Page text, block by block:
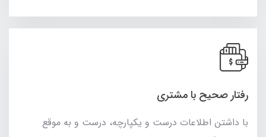
رفتار صحیح با مشتری
با داشتن اطلاعات درست و یکپارچه، درست و به موقع